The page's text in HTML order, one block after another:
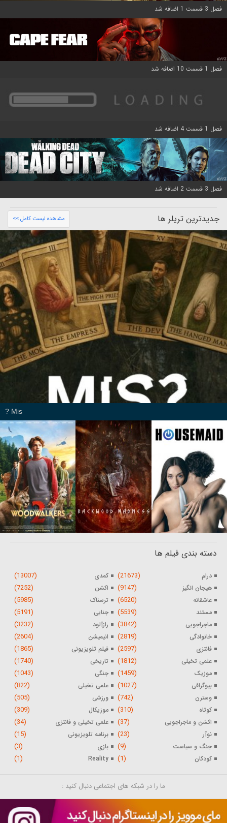
فصل 3 قسمت 1 اضافه شد
فصل 1 قسمت 10 اضافه شد
فصل 1 قسمت 4 اضافه شد
فصل 3 قسمت 2 اضافه شد
جدیدترین تریلر ها مشاهده لیست کامل >>
Mis ?
دسته بندی فیلم ها
درام (21673) کمدی (13007)
هیجان انگیز (9147) اکشن (7252)
عاشقانه (6520) ترسناک (5985)
مستند (5539) جنایی (5191)
ماجراجویی (3842) رازآلود (3232)
خانوادگی (2819) انیمیشن (2604)
فانتزی (2597) فیلم تلویزیونی (1865)
علمی تخیلی (1812) تاریخی (1740)
موزیک (1459) جنگی (1043)
بیوگرافی (1027) علمی تخیلی (822)
وسترن (742) ورزشی (505)
کوتاه (310) موزیکال (309)
اکشن و ماجراجویی (37) علمی تخیلی و فانتزی (34)
نوآر (23) برنامه تلویزیونی (15)
جنگ و سیاست (9) بازی (3)
کودکان (1)
Reality
(1)
ما را در شبکه های اجتماعی دنبال کنید :